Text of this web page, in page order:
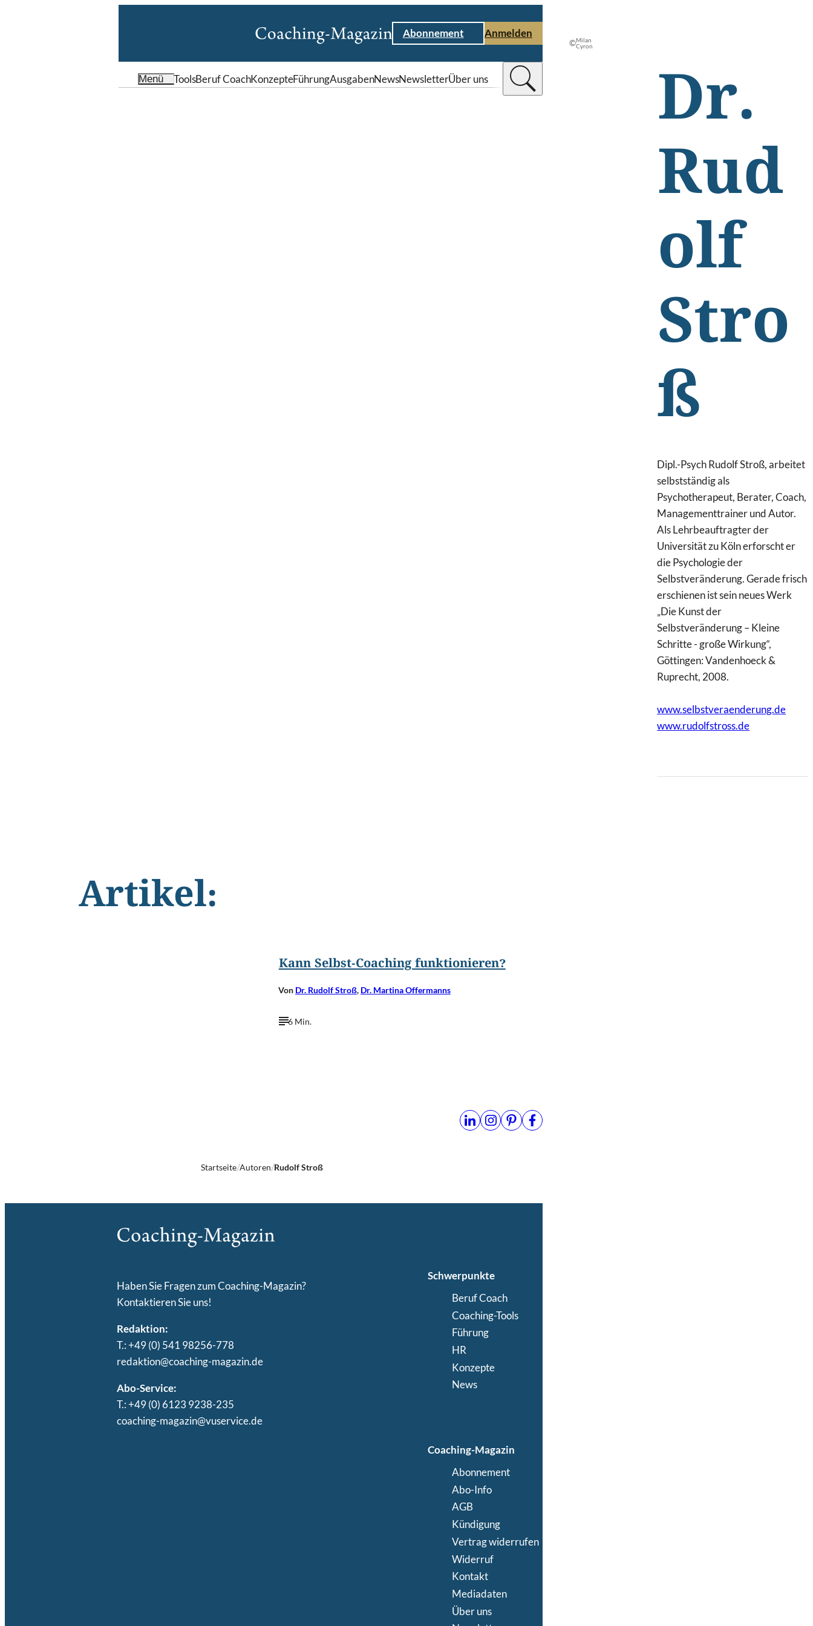
Abonnement Anmelden
Menü ToolsBeruf CoachKonzepteFührungAusgabenNewsNewsletterÜber uns
©Milan
Cyron
Dr.
Rud
olf
Stro
ß
Dipl.-Psych Rudolf Stroß, arbeitet
selbstständig als
Psychotherapeut, Berater, Coach,
Managementtrainer und Autor.
Als Lehrbeauftragter der
Universität zu Köln erforscht er
die Psychologie der
Selbstveränderung. Gerade frisch
erschienen ist sein neues Werk
„Die Kunst der
Selbstveränderung – Kleine
Schritte - große Wirkung“,
Göttingen: Vandenhoeck &
Ruprecht, 2008.
www.selbstveraenderung.de
www.rudolfstross.de
Artikel:
Kann Selbst-Coaching funktionieren?
Von Dr. Rudolf Stroß, Dr. Martina Offermanns
6 Min.
Startseite Autoren Rudolf Stroß
Haben Sie Fragen zum Coaching-Magazin?
Kontaktieren Sie uns!
Redaktion:
T.: +49 (0) 541 98256-778
redaktion@coaching-magazin.de
Abo-Service:
T.: +49 (0) 6123 9238-235
coaching-magazin@vuservice.de
Schwerpunkte
Beruf Coach
Coaching-Tools
Führung
HR
Konzepte
News
Coaching-Magazin
Abonnement
Abo-Info
AGB
Kündigung
Vertrag widerrufen
Widerruf
Kontakt
Mediadaten
Über uns